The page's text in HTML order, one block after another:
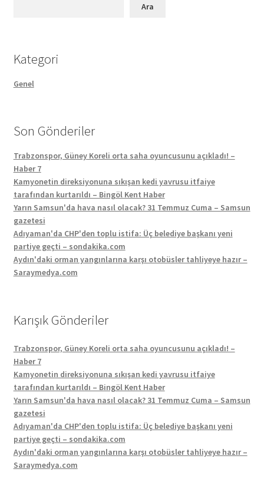
Ara
Kategori
Genel
Son Gönderiler
Trabzonspor, Güney Koreli orta saha oyuncusunu açıkladı! –
Haber 7
Kamyonetin direksiyonuna sıkışan kedi yavrusu itfaiye
tarafından kurtarıldı – Bingöl Kent Haber
Yarın Samsun'da hava nasıl olacak? 31 Temmuz Cuma – Samsun
gazetesi
Adıyaman'da CHP'den toplu istifa: Üç belediye başkanı yeni
partiye geçti – sondakika.com
Aydın'daki orman yangınlarına karşı otobüsler tahliyeye hazır –
Saraymedya.com
Karışık Gönderiler
Trabzonspor, Güney Koreli orta saha oyuncusunu açıkladı! –
Haber 7
Kamyonetin direksiyonuna sıkışan kedi yavrusu itfaiye
tarafından kurtarıldı – Bingöl Kent Haber
Yarın Samsun'da hava nasıl olacak? 31 Temmuz Cuma – Samsun
gazetesi
Adıyaman'da CHP'den toplu istifa: Üç belediye başkanı yeni
partiye geçti – sondakika.com
Aydın'daki orman yangınlarına karşı otobüsler tahliyeye hazır –
Saraymedya.com